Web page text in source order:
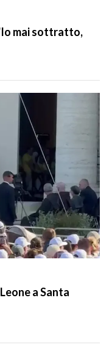
mai sottratto,
a Santa